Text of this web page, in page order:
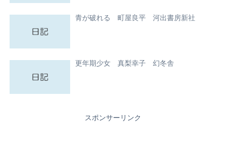
青が破れる 町屋良平 河出書房新社
更年期少女 真梨幸子 幻冬舎
スポンサーリンク